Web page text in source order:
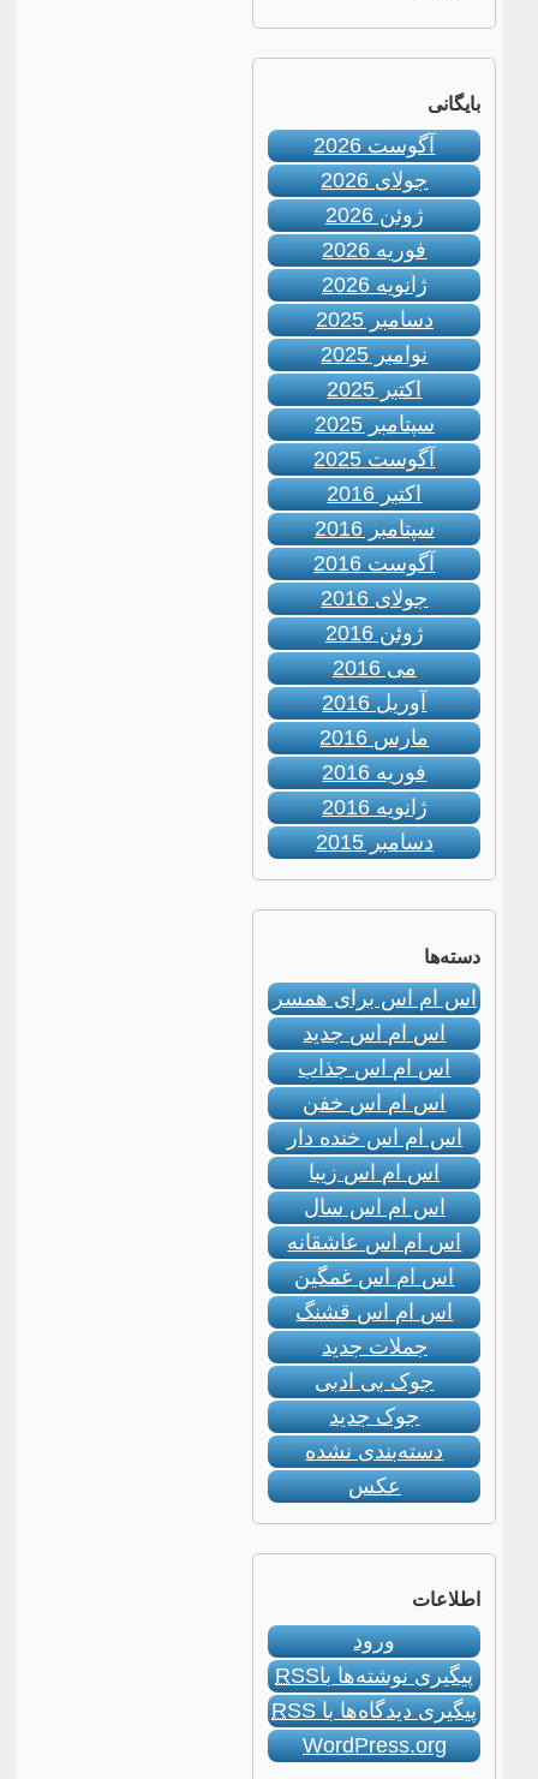
بایگانی
آگوست 2026
جولای 2026
ژوئن 2026
فوریه 2026
ژانویه 2026
دسامبر 2025
نوامبر 2025
اکتبر 2025
سپتامبر 2025
آگوست 2025
اکتبر 2016
سپتامبر 2016
آگوست 2016
جولای 2016
ژوئن 2016
می 2016
آوریل 2016
مارس 2016
فوریه 2016
ژانویه 2016
دسامبر 2015
دسته‌ها
اس ام اس برای همسر
اس ام اس جدید
اس ام اس جذاب
اس ام اس خفن
اس ام اس خنده دار
اس ام اس زیبا
اس ام اس سال
اس ام اس عاشقانه
اس ام اس غمگین
اس ام اس قشنگ
جملات جدید
جوک بی ادبی
جوک جدید
دسته‌بندی نشده
عکس
اطلاعات
ورود
پیگیری نوشته‌ها باRSS
پیگیری دیدگاه‌ها باRSS
WordPress.org